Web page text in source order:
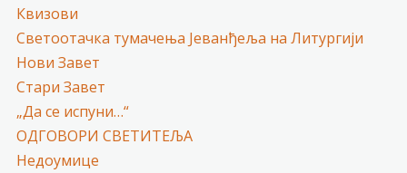
Квизови
Светоотачка тумачења Јеванђеља на Литургији
Нови Завет
Стари Завет
„Да се испуни…“
ОДГОВОРИ СВЕТИТЕЉА
Недоумице